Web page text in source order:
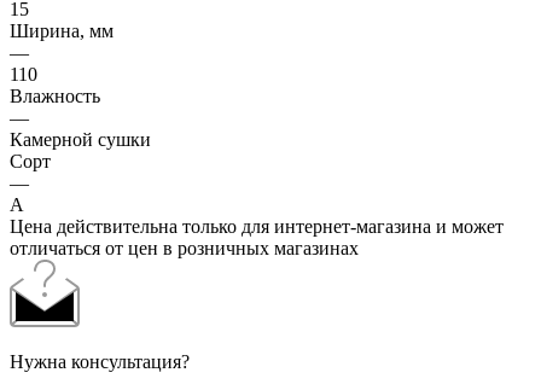
15
Ширина, мм
—
110
Влажность
—
Камерной сушки
Сорт
—
А
Цена действительна только для интернет-магазина и может
отличаться от цен в розничных магазинах
Нужна консультация?